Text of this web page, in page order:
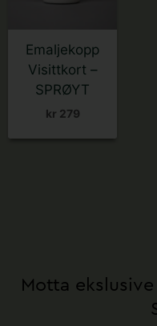
Emaljekopp
Visittkort –
SPRØYT
kr 279
Motta